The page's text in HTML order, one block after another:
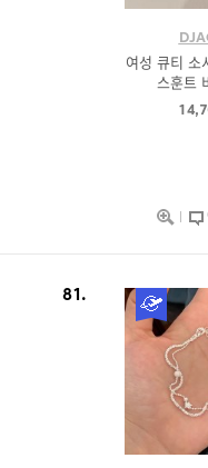
여성 큐티 소
스훈트
81.